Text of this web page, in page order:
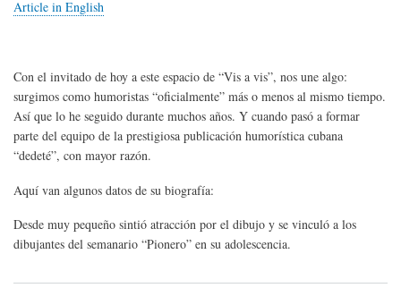
Article in English
Con el invitado de hoy a este espacio de “Vis a vis”, nos une algo:
surgimos como humoristas “oficialmente” más o menos al mismo tiempo.
Así que lo he seguido durante muchos años. Y cuando pasó a formar
parte del equipo de la prestigiosa publicación humorística cubana
“dedeté”, con mayor razón.
Aquí van algunos datos de su biografía:
Desde muy pequeño sintió atracción por el dibujo y se vinculó a los
dibujantes del semanario “Pionero” en su adolescencia.